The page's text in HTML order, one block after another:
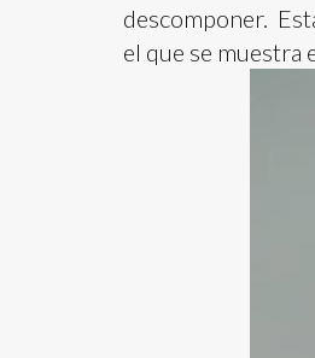
descomponer.
el que se muestra